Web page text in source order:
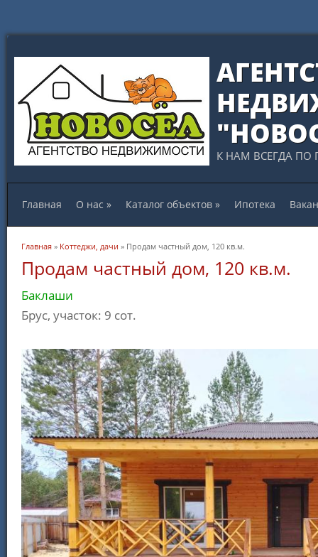
К НАМ ВСЕГДА ПО
Главная О нас » Каталог объектов » Ипотека
Вы здесь
Главная » Коттеджи, дачи » Продам частный дом, 120 кв.м.
Продам частный дом, 120 кв.м.
Баклаши
Брус, участок: 9 сот.